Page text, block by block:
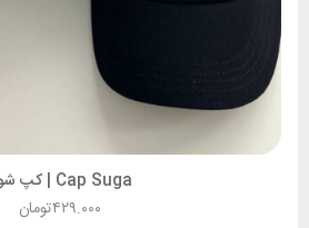
Cap Suga | کپ شوگا
تومان۴۲۹.۰۰۰